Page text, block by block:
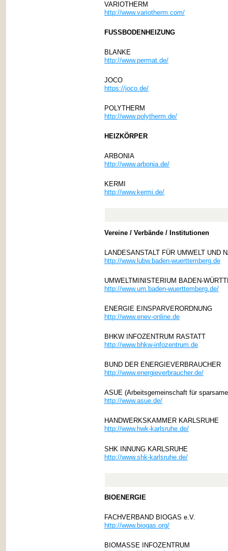
VARIOTHERM
http://www.variotherm.com/
FUSSBODENHEIZUNG
BLANKE
http://www.permat.de/
JOCO
https://joco.de/
POLYTHERM
http://www.polytherm.de/
HEIZKÖRPER
ARBONIA
http://www.arbonia.de/
KERMI
http://www.kermi.de/
Vereine / Verbände / Institutionen
LANDESANSTALT FÜR UMWELT UND
http://www.lubw.baden-wuerttemberg.de
UMWELTMINISTERIUM BADEN-
http://www.um.baden-wuerttemberg.de/
ENERGIE EINSPARVERORDNUNG
http://www.enev-online.de
BHKW INFOZENTRUM RASTATT
http://www.bhkw-infozentrum.de
BUND DER ENERGIEVERBRAUCHER
http://www.energieverbraucher.de/
ASUE (Arbeitsgemeinschaft für
http://www.asue.de/
HANDWERKSKAMMER KARLSRUHE
http://www.hwk-karlsruhe.de/
SHK INNUNG KARLSRUHE
http://www.shk-karlsruhe.de/
BIOENERGIE
FACHVERBAND BIOGAS e.V.
http://www.biogas.org/
BIOMASSE INFOZENTRUM